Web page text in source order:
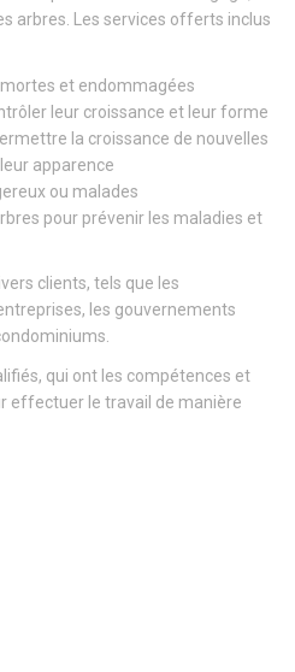
arbres. Les services offerts inclus
et endommagées
leur croissance et leur forme
la croissance de nouvelles
apparence
ou malades
pour prévenir les maladies et
clients, tels que les
les gouvernements
qui ont les compétences et
effectuer le travail de manière